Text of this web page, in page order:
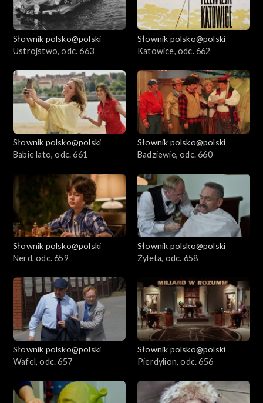
Słownik polsko@polski
Ustrojstwo, odc. 663
Słownik polsko@polski
Katowice, odc. 662
Słownik polsko@polski
Babie lato, odc. 661
Słownik polsko@polski
Badziewie, odc. 660
Słownik polsko@polski
Nerd, odc. 659
Słownik polsko@polski
Żyleta, odc. 658
Słownik polsko@polski
Wafel, odc. 657
Słownik polsko@polski
Pierdylion, odc. 656